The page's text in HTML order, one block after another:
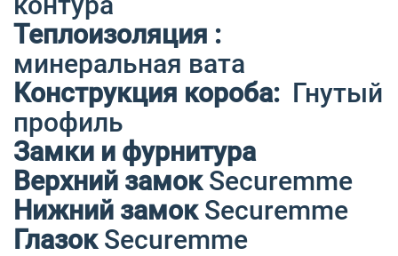
Теплоизоляция :
минеральная вата
Конструкция короба: Гнутый
профиль
Замки и фурнитура
Верхний замокSecuremme
Нижний замок Securemme
Глазок Securemme